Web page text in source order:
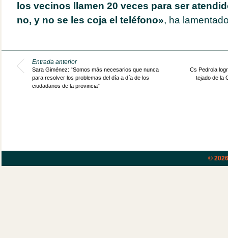
los vecinos llamen 20 veces para ser
no, y no se les coja el teléfono», ha
Entrada anterior
Sara Giménez: “Somos más necesarios que nunca
para resolver los problemas del día a día de los
ciudadanos de la provincia”
Cs Pedrola
tejado de la
©